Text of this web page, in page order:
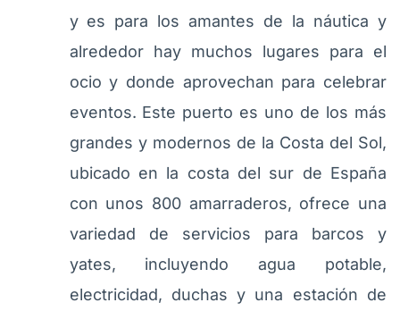
y es para los amantes de la náutica y
alrededor hay muchos lugares para el
ocio y donde aprovechan para celebrar
eventos. Este puerto es uno de los más
grandes y modernos de la Costa del Sol,
ubicado en la costa del sur de España
con unos 800 amarraderos, ofrece una
variedad de servicios para barcos y
yates, incluyendo agua potable,
electricidad, duchas y una estación de